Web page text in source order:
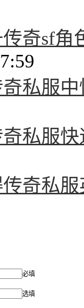
奇sf角
私服
私服
奇私
必填
选填